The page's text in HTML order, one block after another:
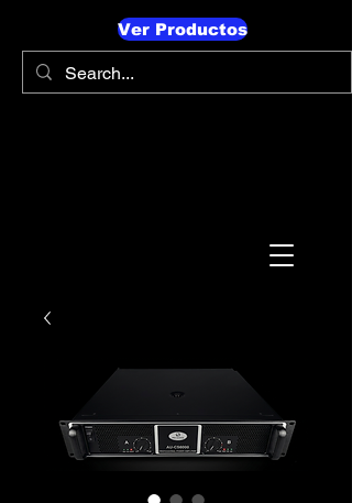
Ver Productos